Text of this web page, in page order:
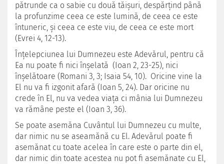
pătrunde ca o sabie cu două tăişuri, despărţind până
la profunzime ceea ce este lumină, de ceea ce este
întuneric, şi ceea ce este viu, de ceea ce este mort
(Evrei 4, 12-13).
Înţelepciunea lui Dumnezeu este Adevărul, pentru că
Ea nu poate fi nici înşelată (Ioan 2, 23-25), nici
înşelătoare (Romani 3, 3; Isaia 54, 10). Oricine vine la
El nu va fi izgonit afară (Ioan 5, 24). Dar oricine nu
crede în El, nu va vedea viaţa ci mânia lui Dumnezeu
va rămâne peste el (Ioan 3, 36).
Se poate asemăna Cuvântul lui Dumnezeu cu multe,
dar nimic nu se aseamănă cu El. Adevărul poate fi
asemănat cu toate acelea în care este o parte din el,
dar nimic din toate acestea nu pot fi asemănate cu El,